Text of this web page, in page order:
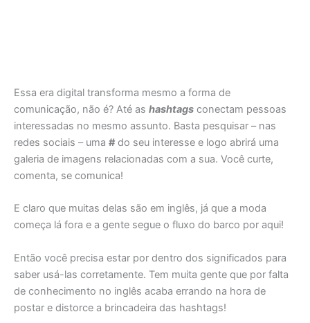
Essa era digital transforma mesmo a forma de
comunicação, não é? Até as hashtags conectam pessoas
interessadas no mesmo assunto. Basta pesquisar – nas
redes sociais – uma #do seu interesse e logo abrirá uma
galeria de imagens relacionadas com a sua. Você curte,
comenta, se comunica!
E claro que muitas delas são em inglês, já que a moda
começa lá fora e a gente segue o fluxo do barco por aqui!
Então você precisa estar por dentro dos significados para
saber usá-las corretamente. Tem muita gente que por falta
de conhecimento no inglês acaba errando na hora de
postar e distorce a brincadeira das hashtags!